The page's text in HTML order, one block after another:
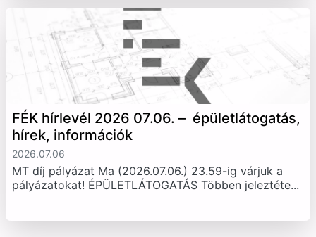
FÉK hírlevél 2026 07.06. – épületlátogatás,
hírek, információk
2026.07.06
MT díj pályázat Ma (2026.07.06.) 23.59-ig várjuk a
pályázatokat! ÉPÜLETLÁTOGATÁS Többen jeleztéte...